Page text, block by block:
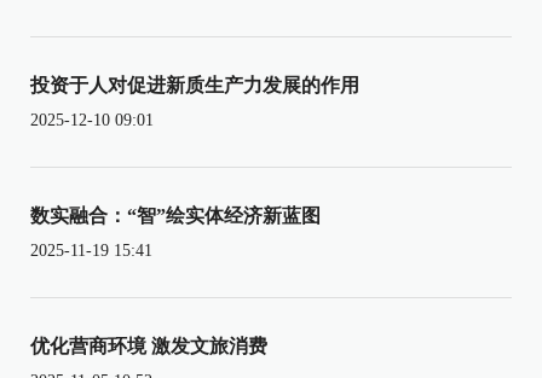
投资于人对促进新质生产力发展的作用
2025-12-10 09:01
数实融合：“智”绘实体经济新蓝图
2025-11-19 15:41
优化营商环境 激发文旅消费